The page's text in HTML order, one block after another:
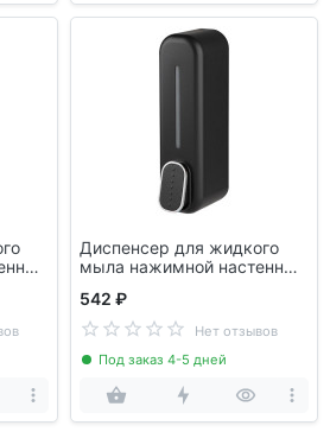
Диспенсер для жидкого
мыла нажимной настенный
РЫЖИЙ КОТ 107870
542 ₽
Нет отзывов
Под заказ 4-5 дней